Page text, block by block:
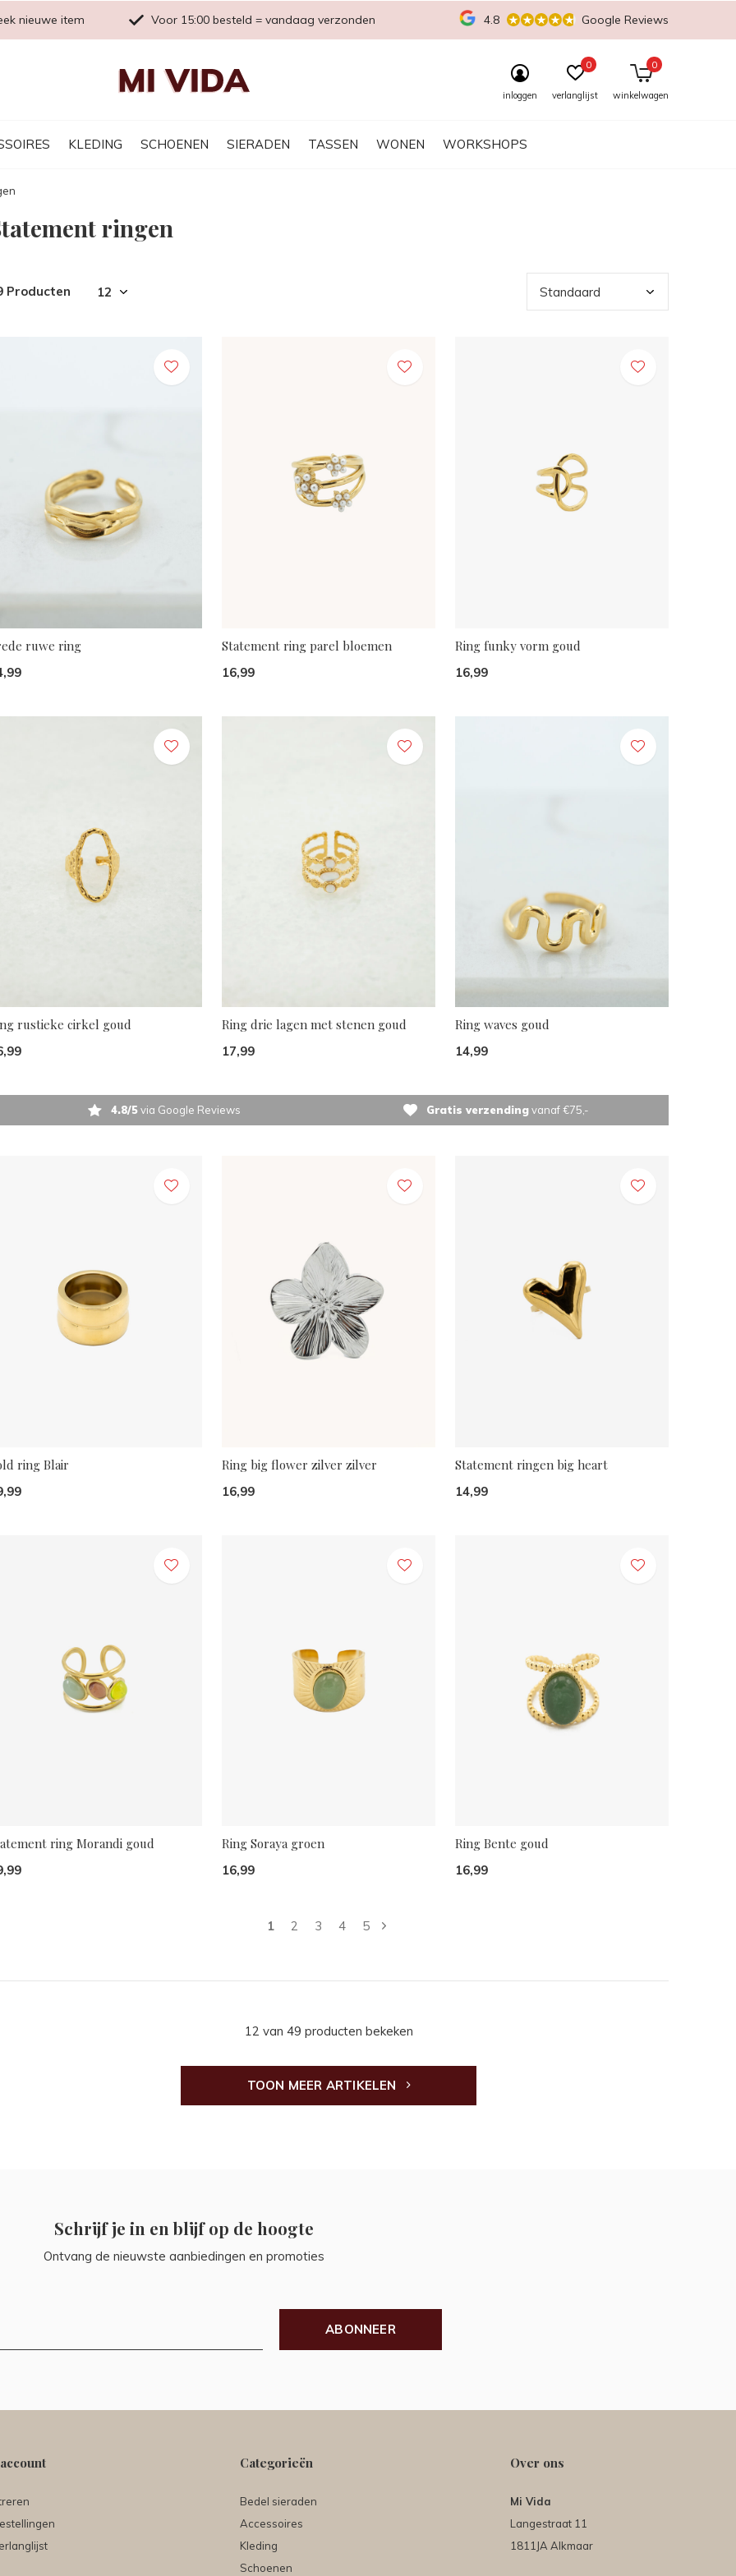
KLEDING SCHOENEN SIERADEN TASSEN WONEN WORKSHOPS
inloggen verlanglijst
0
winkelwagen
0
nieuwe item Voor 15:00 besteld = vandaag verzonden 4.8 Google Reviews
ringen
Producten
ruwe ring Statement ring parel bloemen
16,99
Ring funky vorm goud
16,99
rustieke cirkel goud Ring drie lagen met stenen goud
17,99
Ring waves goud
14,99
4.8/5via Google Reviews Gratis verzendingvanaf €75,-
ring Blair Ring big flower zilver zilver
16,99
Statement ringen big heart
14,99
ring Morandi goud Ring Soraya groen
16,99
Ring Bente goud
16,99
1 2 3 4 5
12 van 49 producten bekeken
TOON MEER ARTIKELEN
Schrijf je in en blijf op de hoogte
Ontvang de nieuwste aanbiedingen en promoties
ABONNEER
Categorieën
Bedel sieraden
Accessoires
Kleding
Schoenen
Over ons
Mi Vida
Langestraat 11
1811JA Alkmaar